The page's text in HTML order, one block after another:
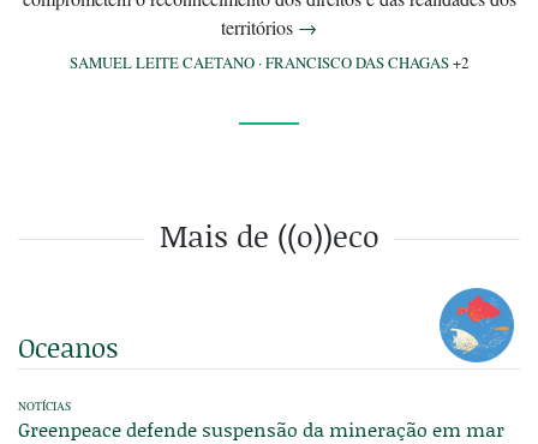
territórios →
SAMUEL LEITE CAETANO ·FRANCISCO DAS CHAGAS+2
Mais de ((o))eco
Oceanos
NOTÍCIAS
Greenpeace defende suspensão da mineração em mar